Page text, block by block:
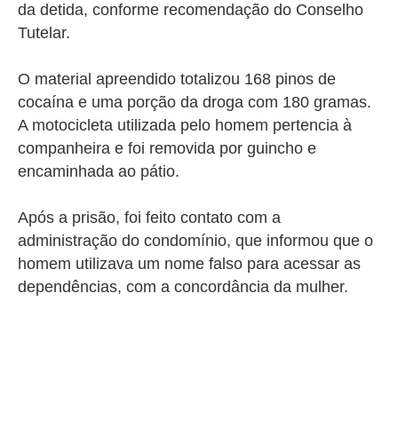
da detida, conforme recomendação do Conselho
Tutelar.
O material apreendido totalizou 168 pinos de
cocaína e uma porção da droga com 180 gramas.
A motocicleta utilizada pelo homem pertencia à
companheira e foi removida por guincho e
encaminhada ao pátio.
Após a prisão, foi feito contato com a
administração do condomínio, que informou que o
homem utilizava um nome falso para acessar as
dependências, com a concordância da mulher.